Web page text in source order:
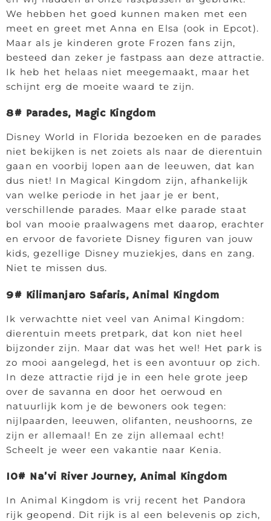
We hebben het goed kunnen maken met een
meet en greet met Anna en Elsa (ook in Epcot).
Maar als je kinderen grote Frozen fans zijn,
besteed dan zeker je fastpass aan deze attractie.
Ik heb het helaas niet meegemaakt, maar het
schijnt erg de moeite waard te zijn.
8# Parades, Magic Kingdom
Disney World in Florida bezoeken en de parades
niet bekijken is net zoiets als naar de dierentuin
gaan en voorbij lopen aan de leeuwen, dat kan
dus niet! In Magical Kingdom zijn, afhankelijk
van welke periode in het jaar je er bent,
verschillende parades. Maar elke parade staat
bol van mooie praalwagens met daarop, erachter
en ervoor de favoriete Disney figuren van jouw
kids, gezellige Disney muziekjes, dans en zang.
Niet te missen dus.
9# Kilimanjaro Safaris, Animal Kingdom
Ik verwachtte niet veel van Animal Kingdom:
dierentuin meets pretpark, dat kon niet heel
bijzonder zijn. Maar dat was het wel! Het park is
zo mooi aangelegd, het is een avontuur op zich.
In deze attractie rijd je in een hele grote jeep
over de savanna en door het oerwoud en
natuurlijk kom je de bewoners ook tegen:
nijlpaarden, leeuwen, olifanten, neushoorns, ze
zijn er allemaal! En ze zijn allemaal echt!
Scheelt je weer een vakantie naar Kenia.
10# Na’vi River Journey, Animal Kingdom
In Animal Kingdom is vrij recent het Pandora
rijk geopend. Dit rijk is al een belevenis op zich,